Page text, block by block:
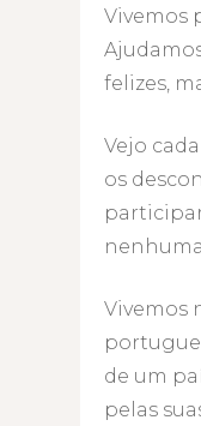
Vivemos
felizes,
Vejo
os
Vivemos
de um
pelas